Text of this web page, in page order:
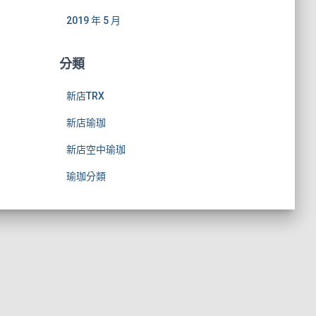
2019 年 5 月
分類
新店TRX
新店瑜珈
新店空中瑜珈
瑜珈分類